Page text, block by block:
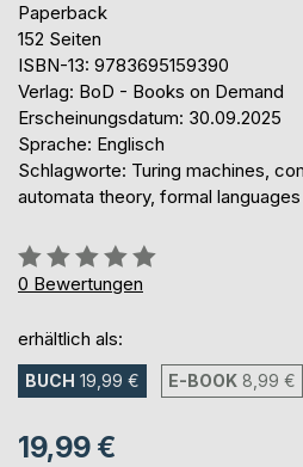
Paperback
152 Seiten
ISBN-13: 9783695159390
Verlag: BoD - Books on Demand
Erscheinungsdatum: 30.09.2025
Sprache: Englisch
Schlagworte: Turing machines,
automata theory, formal languages
Bewertung::
0%
0 Bewertungen
erhältlich als:
BUCH 19,99 € E-BOOK 8,99 €
19,99 €